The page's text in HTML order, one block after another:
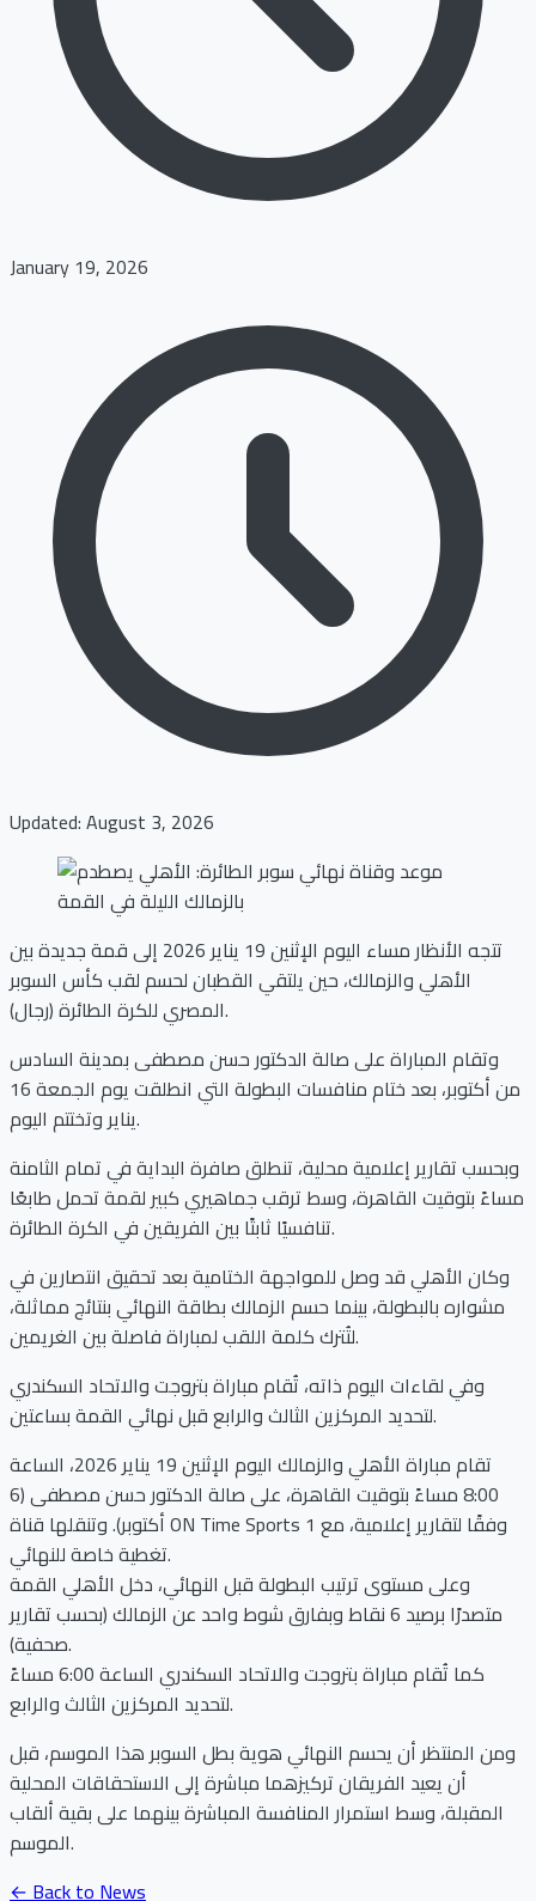
January 19, 2026
Updated: August 3, 2026
تتجه الأنظار مساء اليوم الإثنين 19 يناير 2026 إلى قمة جديدة بين
الأهلي والزمالك، حين يلتقي القطبان لحسم لقب كأس السوبر
المصري للكرة الطائرة (رجال).
وتقام المباراة على صالة الدكتور حسن مصطفى بمدينة السادس
من أكتوبر، بعد ختام منافسات البطولة التي انطلقت يوم الجمعة 16
يناير وتختتم اليوم.
وبحسب تقارير إعلامية محلية، تنطلق صافرة البداية في تمام الثامنة
مساءً بتوقيت القاهرة، وسط ترقب جماهيري كبير لقمة تحمل طابعًا
تنافسيًا ثابتًا بين الفريقين في الكرة الطائرة.
وكان الأهلي قد وصل للمواجهة الختامية بعد تحقيق انتصارين في
مشواره بالبطولة، بينما حسم الزمالك بطاقة النهائي بنتائج مماثلة،
لتُترك كلمة اللقب لمباراة فاصلة بين الغريمين.
وفي لقاءات اليوم ذاته، تُقام مباراة بتروجت والاتحاد السكندري
لتحديد المركزين الثالث والرابع قبل نهائي القمة بساعتين.
تقام مباراة الأهلي والزمالك اليوم الإثنين 19 يناير 2026، الساعة
8:00 مساءً بتوقيت القاهرة، على صالة الدكتور حسن مصطفى (6
أكتوبر). وتنقلها قناة ON Time Sports 1 وفقًا لتقارير إعلامية، مع
تغطية خاصة للنهائي.
وعلى مستوى ترتيب البطولة قبل النهائي، دخل الأهلي القمة
متصدرًا برصيد 6 نقاط وبفارق شوط واحد عن الزمالك (بحسب تقارير
صحفية).
كما تُقام مباراة بتروجت والاتحاد السكندري الساعة 6:00 مساءً
لتحديد المركزين الثالث والرابع.
ومن المنتظر أن يحسم النهائي هوية بطل السوبر هذا الموسم، قبل
أن يعيد الفريقان تركيزهما مباشرة إلى الاستحقاقات المحلية
المقبلة، وسط استمرار المنافسة المباشرة بينهما على بقية ألقاب
الموسم.
← Back to News